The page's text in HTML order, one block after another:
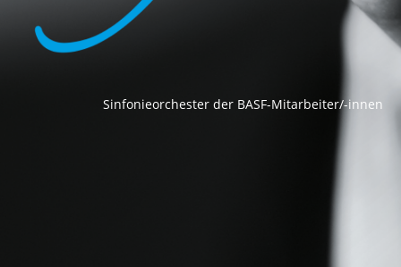
Sinfonieorchester der BASF-Mitarbeiter/-innen